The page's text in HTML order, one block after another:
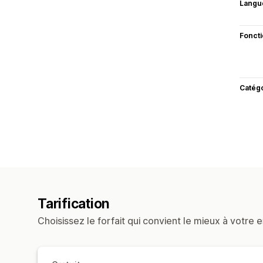
Tarification
Choisissez le forfait qui convient le mieux à votre